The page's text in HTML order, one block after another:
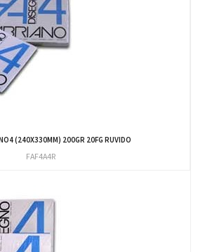
(240X330MM) 200GR 20FG RUVIDO
FAF4A4R